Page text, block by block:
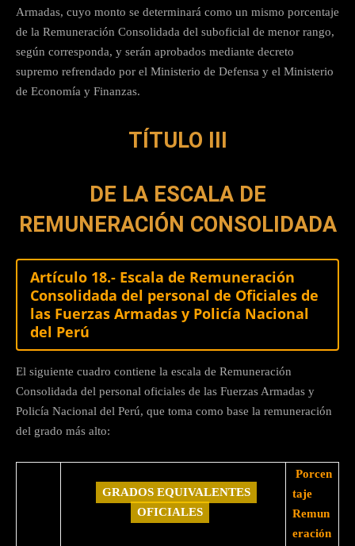
Armadas, cuyo monto se determinará como un mismo porcentaje
de la Remuneración Consolidada del suboficial de menor rango,
según corresponda, y serán aprobados mediante decreto
supremo refrendado por el Ministerio de Defensa y el Ministerio
de Economía y Finanzas.
TÍTULO III
DE LA ESCALA DE
REMUNERACIÓN CONSOLIDADA
Artículo 18.- Escala de Remuneración
Consolidada del personal de Oficiales de
las Fuerzas Armadas y Policía Nacional
del Perú
El siguiente cuadro contiene la escala de Remuneración
Consolidada del personal oficiales de las Fuerzas Armadas y
Policía Nacional del Perú, que toma como base la remuneración
del grado más alto:
GRADOS EQUIVALENTES
OFICIALES
Porcen
taje
Remun
eración